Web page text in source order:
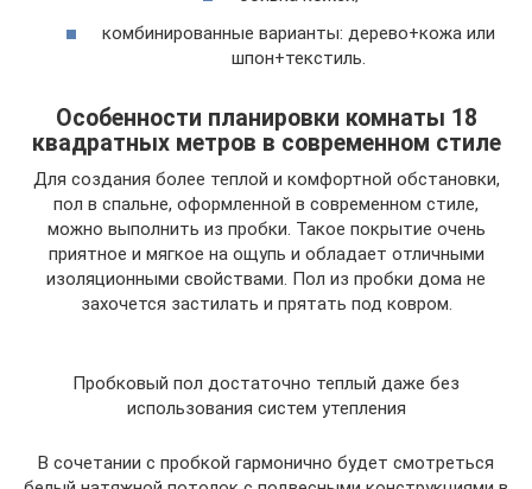
комбинированные варианты: дерево+кожа или
шпон+текстиль.
Особенности планировки комнаты 18
квадратных метров в современном стиле
Для создания более теплой и комфортной обстановки,
пол в спальне, оформленной в современном стиле,
можно выполнить из пробки. Такое покрытие очень
приятное и мягкое на ощупь и обладает отличными
изоляционными свойствами. Пол из пробки дома не
захочется застилать и прятать под ковром.
Пробковый пол достаточно теплый даже без
использования систем утепления
В сочетании с пробкой гармонично будет смотреться